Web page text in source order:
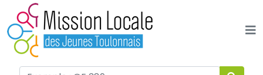
Panneau de gestion des cookies